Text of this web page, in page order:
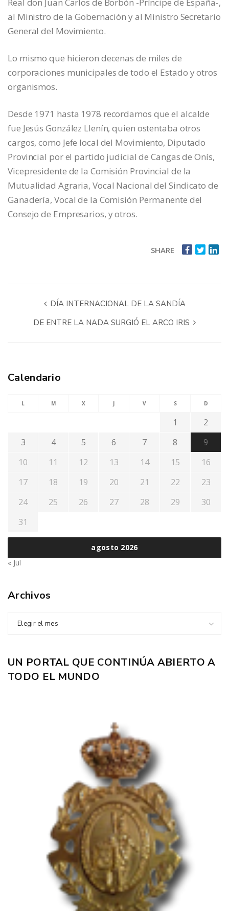
Real don Juan Carlos de Borbón -Príncipe de España-,
al Ministro de la Gobernación y al Ministro Secretario
General del Movimiento.
Lo mismo que hicieron decenas de miles de
corporaciones municipales de todo el Estado y otros
organismos.
Desde 1971 hasta 1978 recordamos que el alcalde
fue Jesús González Llenín, quien ostentaba otros
cargos, como Jefe local del Movimiento, Diputado
Provincial por el partido judicial de Cangas de Onís,
Vicepresidente de la Comisión Provincial de la
Mutualidad Agraria, Vocal Nacional del Sindicato de
Ganadería, Vocal de la Comisión Permanente del
Consejo de Empresarios, y otros.
SHARE
DÍA INTERNACIONAL DE LA SANDÍA
DE ENTRE LA NADA SURGIÓ EL ARCO IRIS
Calendario
agosto 2026
L M X J V S D
1
2
3
4 5 6 7 8
9
10
11 12 13 14 15
16
17
18 19 20 21 22
23
24
25 26 27 28 29
30
31
« Jul
Archivos
Elegir el mes
UN PORTAL QUE CONTINÚA ABIERTO A
TODO EL MUNDO